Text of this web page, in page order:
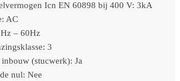
Icn EN 60898 bij 400 V: 3kA
AC
– 60Hz
3
(stucwerk): Ja
nul: Nee